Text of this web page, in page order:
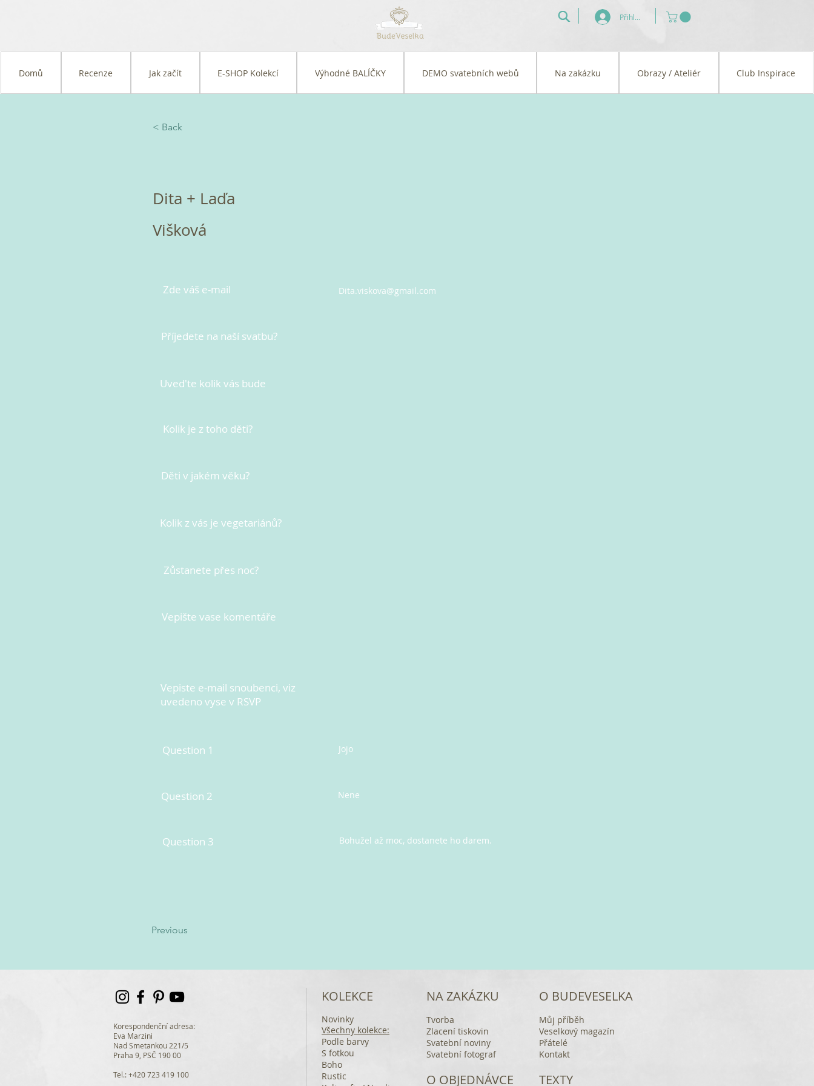
Přihlásit se
Domů Recenze Jak začít E-SHOP Kolekcí Výhodné BALÍČKY DEMO svatebních webů Na zakázku Obrazy / Ateliér Club Inspirace
< Back
Dita + Laďa
Višková
Zde váš e-mail Dita.viskova@gmail.com
Příjedete na naší svatbu?
Uved'te kolik vás bude
Kolik je z toho děti?
Děti v jakém věku?
Kolik z vás je vegetariánů?
Zůstanete přes noc?
Vepište vase komentáře
Vepiste e-mail snoubenci, viz
uvedeno vyse v RSVP
Question 1 Jojo
Question 2 Nene
Question 3 Bohužel až moc, dostanete ho darem.
Previous
Korespondenční adresa:
Eva Marzini
Nad Smetankou 221/5
Praha 9, PSČ 190 00
Tel.: +420 723 419 100
KOLEKCE
Novinky
Všechny kolekce:
Podle barvy
S fotkou
Boho
Rustic
NA ZAKÁZKU
Tvorba
Zlacení tiskovin
Svatební noviny
Svatební fotograf
O OBJEDNÁVCE
O BUDEVESELKA
Můj příběh
Veselkový magazín
Přátelé
Kontakt
TEXTY